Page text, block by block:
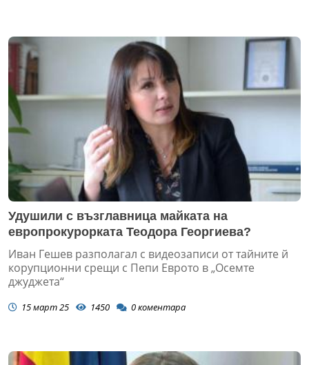
Удушили с възглавница майката на
европрокурорката Теодора Георгиева?
Иван Гешев разполагал с видеозаписи от тайните й
корупционни срещи с Пепи Еврото в „Осемте
джуджета“
15 март 25 1450 0коментара